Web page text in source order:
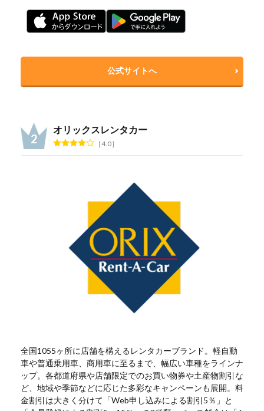
公式サイトへ
オリックスレンタカー
4.0
全国1055ヶ所に店舗を構えるレンタカーブランド。軽自動
車や普通乗用車、商用車に至るまで、幅広い車種をラインナ
ップ。各都道府県や店舗限定でのお買い物券や土産物割引な
ど、地域や季節などに応じた多彩なキャンペーンも展開。料
金割引は大きく分けて「Web申し込みによる割引5％」と